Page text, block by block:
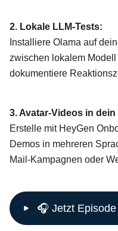
2. Lokale LLM-Tests:
Installiere Olama auf
zwischen lokalem
dokumentiere
3. Avatar-Videos in
Erstelle mit HeyGen
Demos in mehreren
Mail-Kampagnen oder
🎧 Jetzt